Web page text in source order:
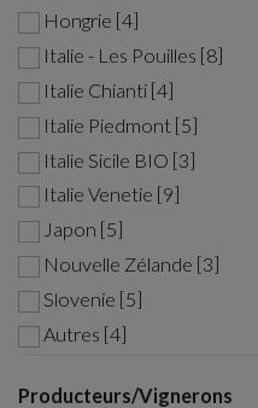
Hongrie [4]
Italie - Les Pouilles [8]
Italie Chianti [4]
Italie Piedmont [5]
Italie Sicile BIO [3]
Italie Venetie [9]
Japon [5]
Nouvelle Zélande [3]
Slovenie [5]
Autres [4]
Producteurs/Vignerons